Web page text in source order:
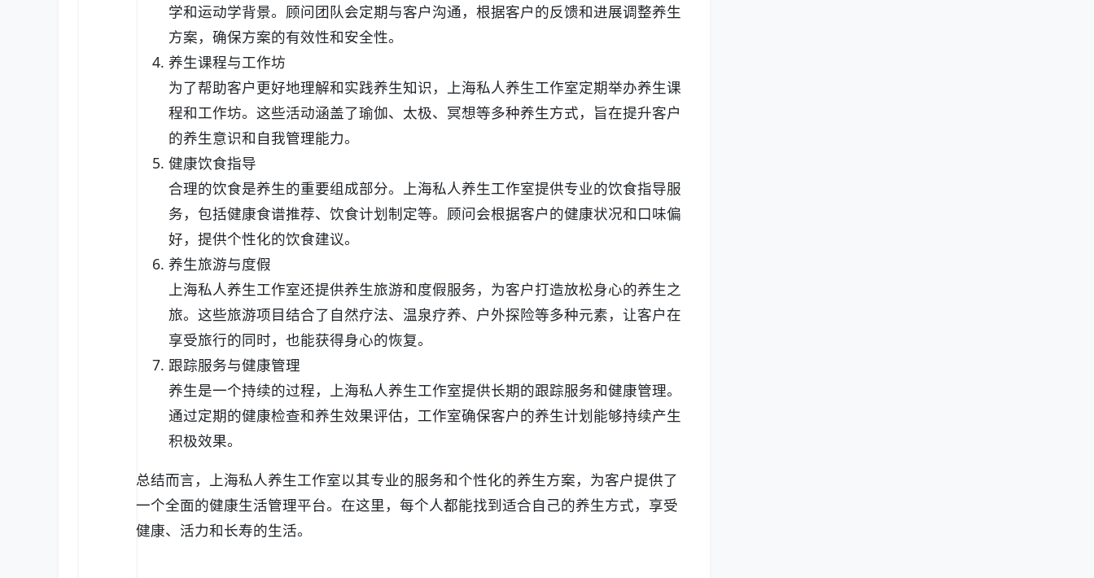
学和运动学背景。顾问团队会定期与客户沟通，根据客户的反馈和进展调整养生
方案，确保方案的有效性和安全性。
养生课程与工作坊
为了帮助客户更好地理解和实践养生知识，上海私人养生工作室定期举办养生课
程和工作坊。这些活动涵盖了瑜伽、太极、冥想等多种养生方式，旨在提升客户
的养生意识和自我管理能力。
健康饮食指导
合理的饮食是养生的重要组成部分。上海私人养生工作室提供专业的饮食指导服
务，包括健康食谱推荐、饮食计划制定等。顾问会根据客户的健康状况和口味偏
好，提供个性化的饮食建议。
养生旅游与度假
上海私人养生工作室还提供养生旅游和度假服务，为客户打造放松身心的养生之
旅。这些旅游项目结合了自然疗法、温泉疗养、户外探险等多种元素，让客户在
享受旅行的同时，也能获得身心的恢复。
跟踪服务与健康管理
养生是一个持续的过程，上海私人养生工作室提供长期的跟踪服务和健康管理。
通过定期的健康检查和养生效果评估，工作室确保客户的养生计划能够持续产生
积极效果。
总结而言，上海私人养生工作室以其专业的服务和个性化的养生方案，为客户提供了
一个全面的健康生活管理平台。在这里，每个人都能找到适合自己的养生方式，享受
健康、活力和长寿的生活。